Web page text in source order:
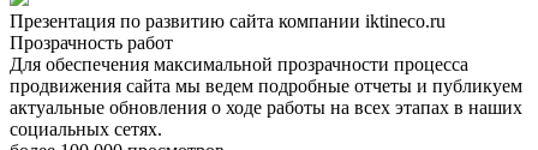
Презентация по развитию сайта компании iktineco.ru
Прозрачность работ
Для обеспечения максимальной прозрачности процесса
продвижения сайта мы ведем подробные отчеты и публикуем
актуальные обновления о ходе работы на всех этапах в наших
социальных сетях.